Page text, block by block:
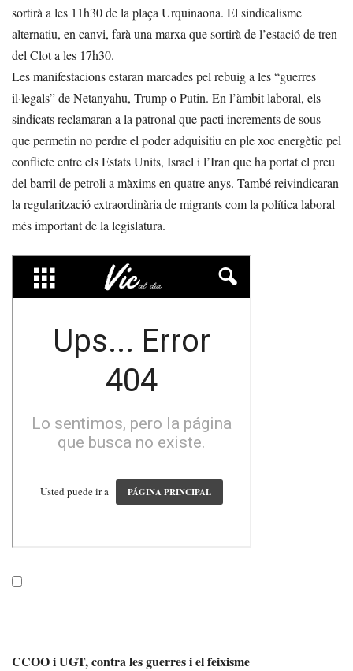
sortirà a les 11h30 de la plaça Urquinaona. El sindicalisme
alternatiu, en canvi, farà una marxa que sortirà de l’estació de tren
del Clot a les 17h30.
Les manifestacions estaran marcades pel rebuig a les “guerres
il·legals” de Netanyahu, Trump o Putin. En l’àmbit laboral, els
sindicats reclamaran a la patronal que pacti increments de sous
que permetin no perdre el poder adquisitiu en ple xoc energètic pel
conflicte entre els Estats Units, Israel i l’Iran que ha portat el preu
del barril de petroli a màxims en quatre anys. També reivindicaran
la regularització extraordinària de migrants com la política laboral
més important de la legislatura.
CCOO i UGT, contra les guerres i el feixisme